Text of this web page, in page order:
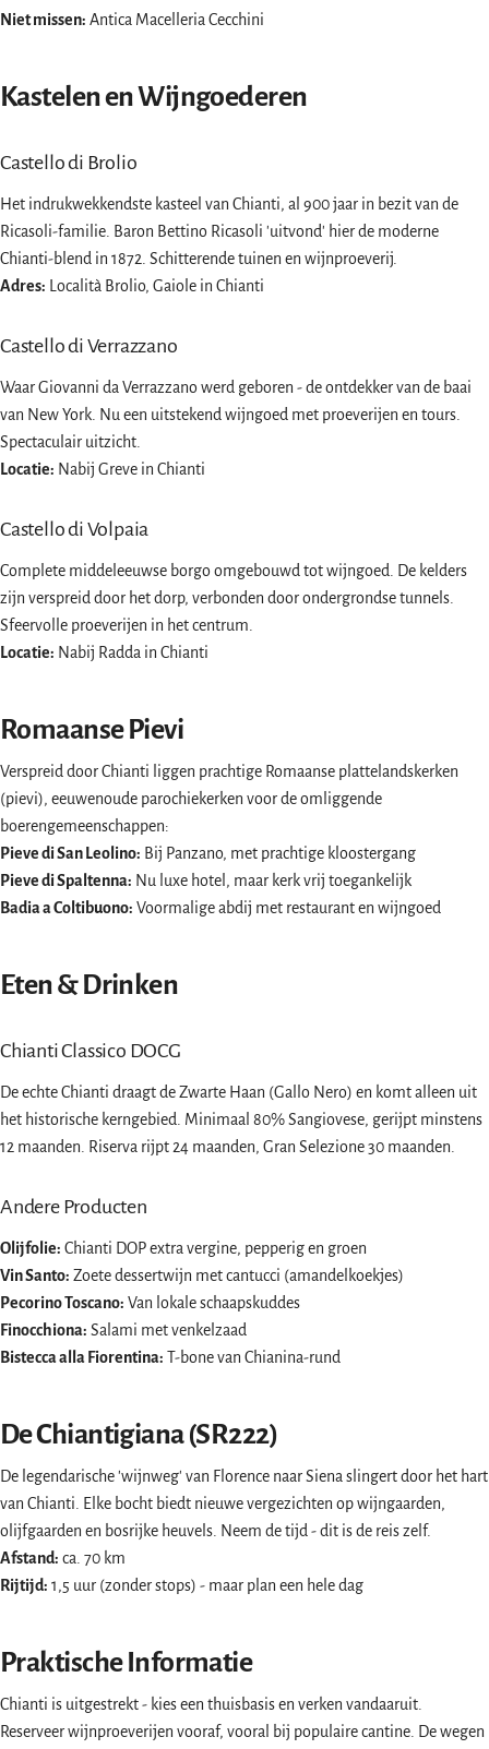
Niet missen: Antica Macelleria Cecchini
Kastelen en Wijngoederen
Castello di Brolio
Het indrukwekkendste kasteel van Chianti, al 900 jaar in bezit van de
Ricasoli-familie. Baron Bettino Ricasoli 'uitvond' hier de moderne
Chianti-blend in 1872. Schitterende tuinen en wijnproeverij.
Adres: Località Brolio, Gaiole in Chianti
Castello di Verrazzano
Waar Giovanni da Verrazzano werd geboren - de ontdekker van de baai
van New York. Nu een uitstekend wijngoed met proeverijen en tours.
Spectaculair uitzicht.
Locatie: Nabij Greve in Chianti
Castello di Volpaia
Complete middeleeuwse borgo omgebouwd tot wijngoed. De kelders
zijn verspreid door het dorp, verbonden door ondergrondse tunnels.
Sfeervolle proeverijen in het centrum.
Locatie: Nabij Radda in Chianti
Romaanse Pievi
Verspreid door Chianti liggen prachtige Romaanse plattelandskerken
(pievi), eeuwenoude parochiekerken voor de omliggende
boerengemeenschappen:
Pieve di San Leolino: Bij Panzano, met prachtige kloostergang
Pieve di Spaltenna: Nu luxe hotel, maar kerk vrij toegankelijk
Badia a Coltibuono: Voormalige abdij met restaurant en wijngoed
Eten & Drinken
Chianti Classico DOCG
De echte Chianti draagt de Zwarte Haan (Gallo Nero) en komt alleen uit
het historische kerngebied. Minimaal 80% Sangiovese, gerijpt minstens
12 maanden. Riserva rijpt 24 maanden, Gran Selezione 30 maanden.
Andere Producten
Olijfolie: Chianti DOP extra vergine, pepperig en groen
Vin Santo: Zoete dessertwijn met cantucci (amandelkoekjes)
Pecorino Toscano: Van lokale schaapskuddes
Finocchiona: Salami met venkelzaad
Bistecca alla Fiorentina: T-bone van Chianina-rund
De Chiantigiana (SR222)
De legendarische 'wijnweg' van Florence naar Siena slingert door het hart
van Chianti. Elke bocht biedt nieuwe vergezichten op wijngaarden,
olijfgaarden en bosrijke heuvels. Neem de tijd - dit is de reis zelf.
Afstand: ca. 70 km
Rijtijd: 1,5 uur (zonder stops) - maar plan een hele dag
Praktische Informatie
Chianti is uitgestrekt - kies een thuisbasis en verken vandaaruit.
Reserveer wijnproeverijen vooraf, vooral bij populaire cantine. De wegen